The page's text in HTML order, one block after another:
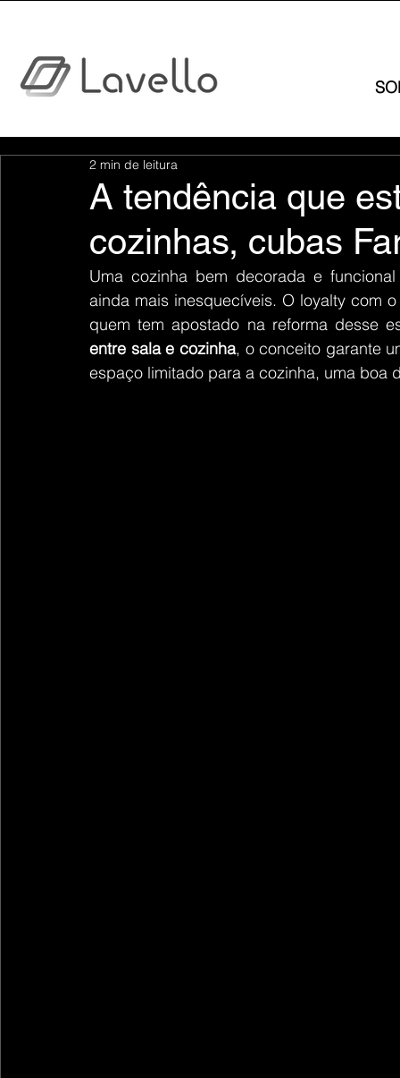
A tendência que
cozinhas, cubas
2 min de leitura
Uma cozinha bem decorada e
ainda mais inesquecíveis. O loyalty com
quem tem apostado na reforma desse
entre sala e cozinha, o conceito garante
espaço limitado para a cozinha, uma boa